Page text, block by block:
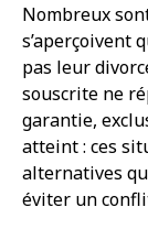
Nombreux
s’aperçoivent
pas leur
souscrite ne
garantie,
atteint : ces
alternatives
éviter un